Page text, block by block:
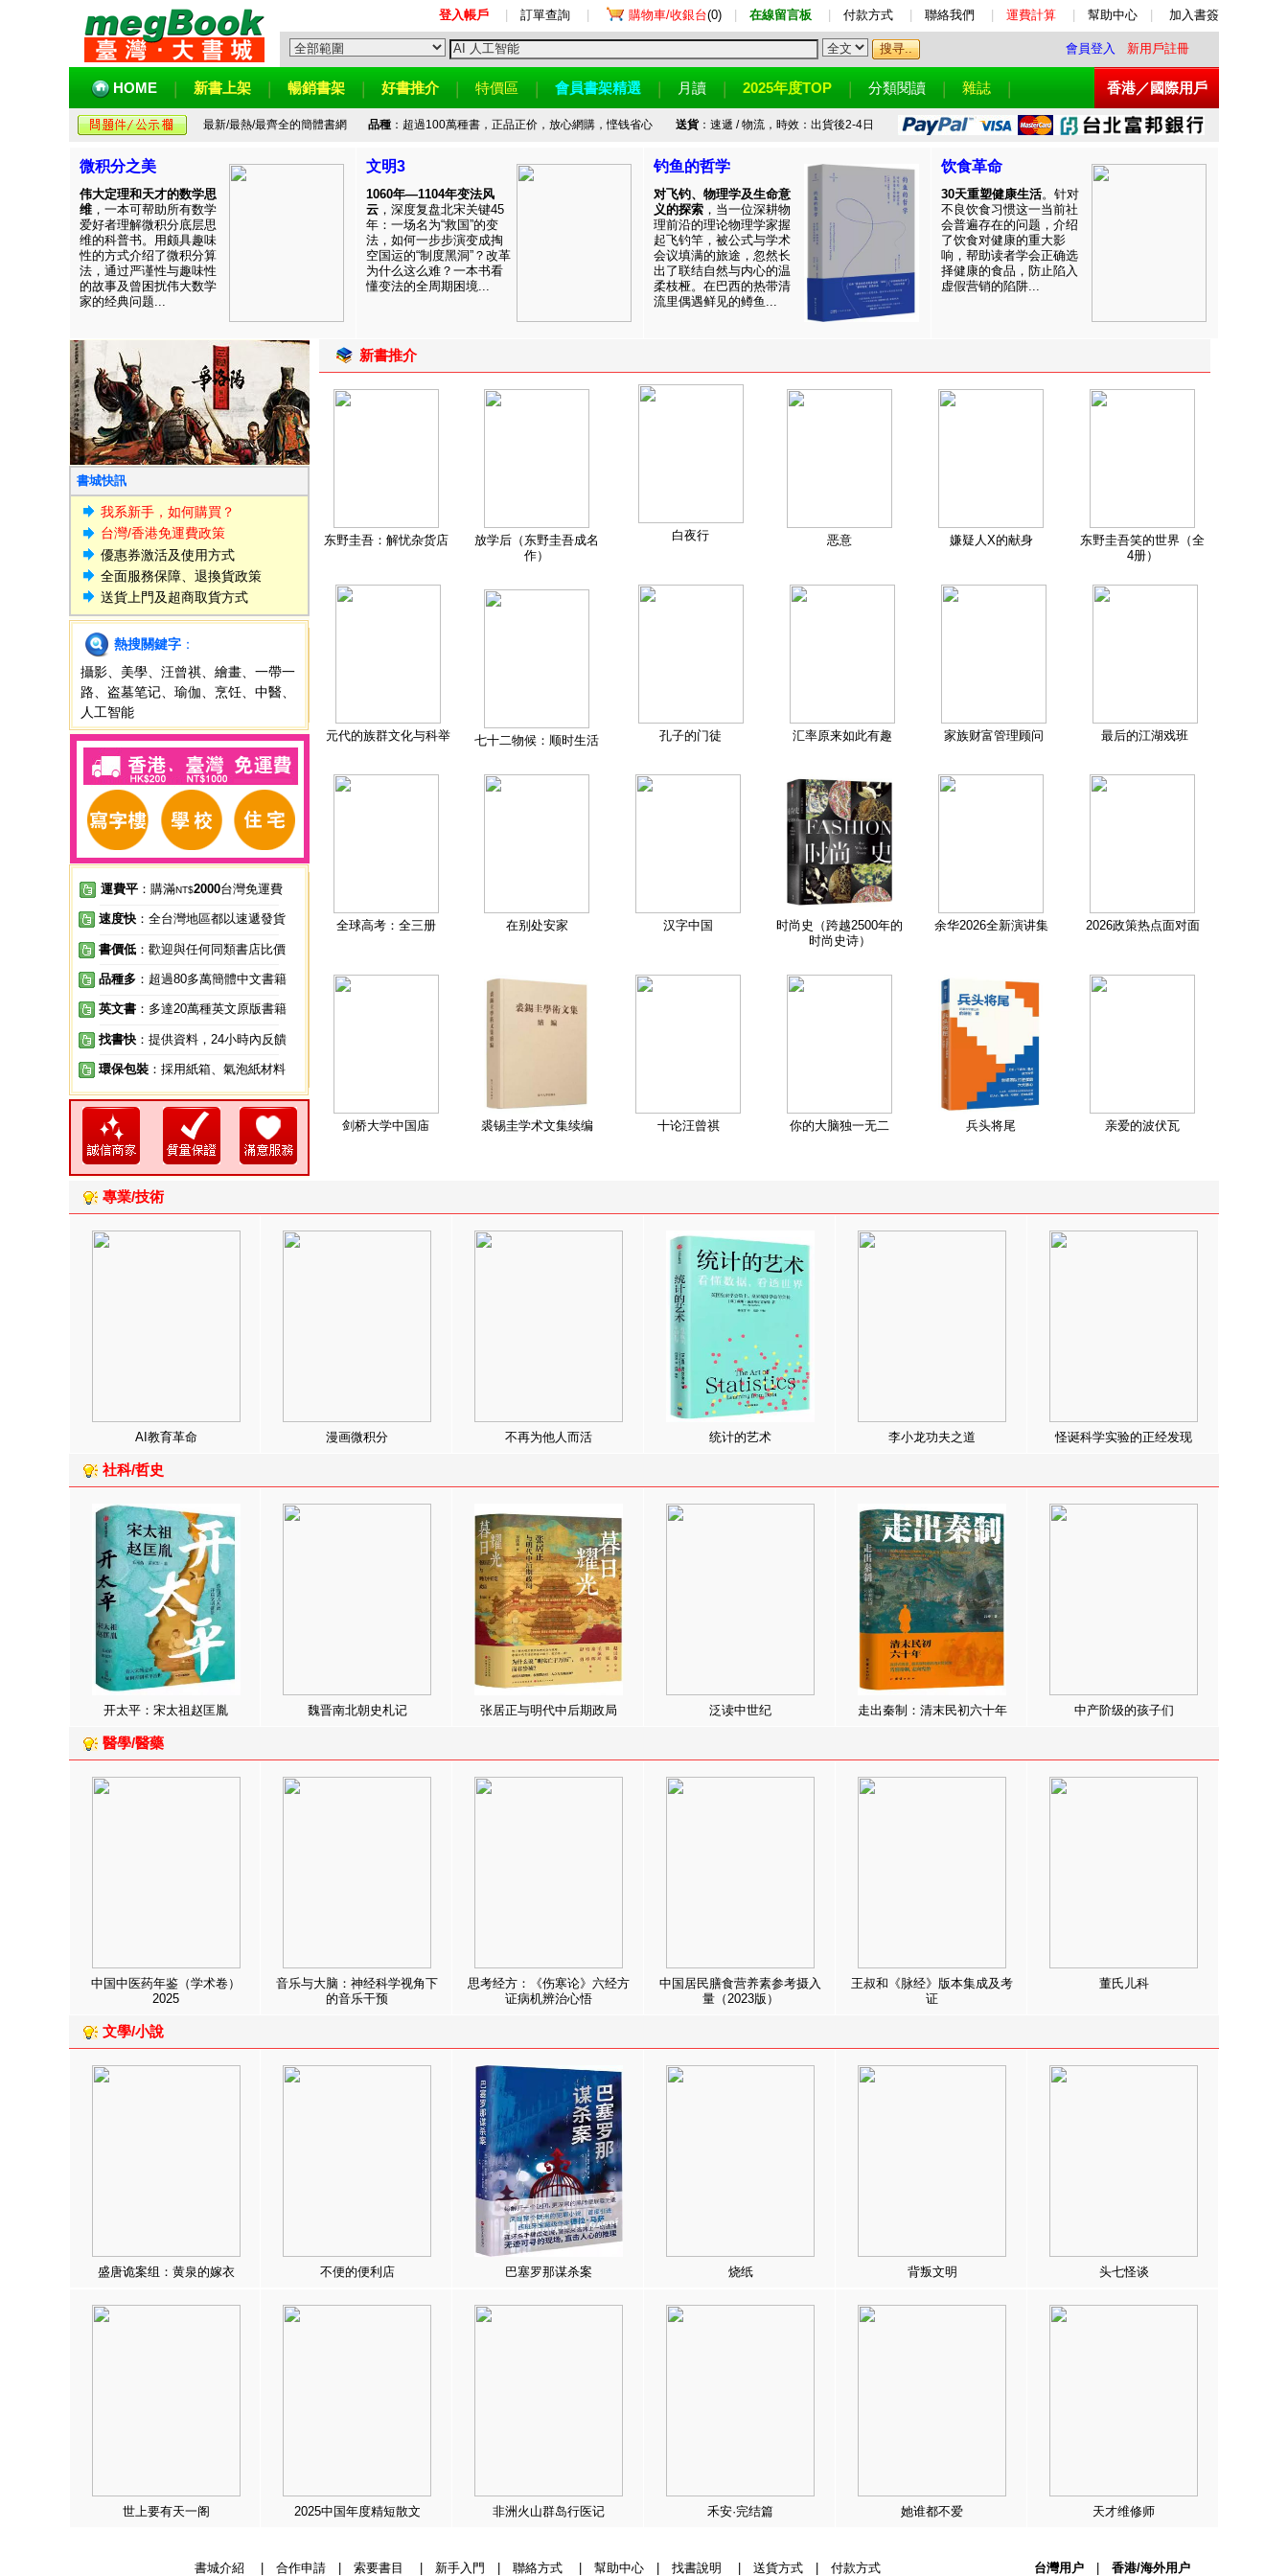
登入帳戶 訂單查詢 購物車/收銀台(0) 在線留言板 付款方式 聯絡我們 運費計算 幫助中心 加入書簽
會員登入 新用戶註冊
HOME 新書上架 暢銷書架 好書推介 特價區 會員書架精選 月讀 2025年度TOP 分類閱讀 雜誌 香港／國際用戶
最新/最熱/最齊全的簡體書網 品種：超過100萬種書，正品正价，放心網購，悭钱省心 送貨：速遞 / 物流，時效：出貨後2-4日
微积分之美
伟大定理和天才的数学思
维 ，一本可帮助所有数学
爱好者理解微积分底层思
维的科普书。用颇具趣味
性的方式介绍了微积分算
法，通过严谨性与趣味性
的故事及曾困扰伟大数学
家的经典问题...
文明3
1060年—1104年变法风
云 ，深度复盘北宋关键45
年：一场名为“救国”的变
法，如何一步步演变成掏
空国运的“制度黑洞”？改革
为什么这么难？一本书看
懂变法的全周期困境...
钓鱼的哲学
对飞钓、物理学及生命意
义的探索 ，当一位深耕物
理前沿的理论物理学家握
起飞钓竿，被公式与学术
会议填满的旅途，忽然长
出了联结自然与内心的温
柔枝桠。在巴西的热带清
流里偶遇鲜见的鳟鱼...
饮食革命
30天重塑健康生活。针对
不良饮食习惯这一当前社
会普遍存在的问题，介绍
了饮食对健康的重大影
响，帮助读者学会正确选
择健康的食品，防止陷入
虚假营销的陷阱...
書城快訊
我系新手，如何購買？
台灣/香港免運費政策
優惠券激活及使用方式
全面服務保障、退換貨政策
送貨上門及超商取貨方式
熱搜關鍵字 ：
攝影
美學 汪曾祺 繪畫
一帶一
路
盗墓笔记 瑜伽 烹饪 中醫
人工智能
運費平 ：購滿NT$2000台灣免運費
速度快 ：全台灣地區都以速遞發貨
書價低 ：歡迎與任何同類書店比價
品種多 ：超過80多萬簡體中文書籍
英文書 ：多達20萬種英文原版書籍
找書快 ：提供資料，24小時內反饋
環保包裝 ：採用紙箱、氣泡紙材料
新書推介
东野圭吾：解忧杂货店
放学后（东野圭吾成名
作）
白夜行 恶意 嫌疑人X的献身
东野圭吾笑的世界（全
4册）
元代的族群文化与科举 七十二物候：顺时生活 孔子的门徒 汇率原来如此有趣 家族财富管理顾问 最后的江湖戏班
全球高考：全三册 在别处安家 汉字中国
时尚史（跨越2500年的
时尚史诗）
余华2026全新演讲集 2026政策热点面对面
剑桥大学中国庙 裘锡圭学术文集续编 十论汪曾祺 你的大脑独一无二 兵头将尾 亲爱的波伏瓦
專業/技術
AI教育革命 漫画微积分 不再为他人而活 统计的艺术 李小龙功夫之道 怪诞科学实验的正经发现
社科/哲史
开太平：宋太祖赵匡胤 魏晋南北朝史札记 张居正与明代中后期政局 泛读中世纪 走出秦制：清末民初六十年 中产阶级的孩子们
醫學/醫藥
中国中医药年鉴（学术卷）
2025
音乐与大脑：神经科学视角下
的音乐干预
思考经方：《伤寒论》六经方
证病机辨治心悟
中国居民膳食营养素参考摄入
量（2023版）
王叔和《脉经》版本集成及考
证
董氏儿科
文學/小說
盛唐诡案组：黄泉的嫁衣 不便的便利店 巴塞罗那谋杀案 烧纸 背叛文明 头七怪谈
世上要有天一阁 2025中国年度精短散文 非洲火山群岛行医记 禾安·完结篇 她谁都不爱 天才维修师
書城介紹 合作申請| 索要書目 新手入門 聯絡方式| 幫助中心| 找書說明 送貨方式| 付款方式 台灣用户 香港/海外用户